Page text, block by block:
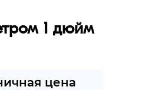
1 дюйм
цена